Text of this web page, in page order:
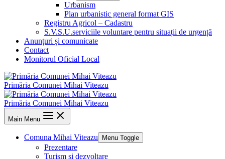
Urbanism
Plan urbanistic general format GIS
Registru Agricol – Cadastru
S.V.S.U.serviciile voluntare pentru situații de urgență
Anunțuri și comunicate
Contact
Monitorul Oficial Local
Primăria Comunei Mihai Viteazu
Primăria Comunei Mihai Viteazu
Main Menu
Comuna Mihai Viteazu Menu Toggle
Prezentare
Turism și dezvoltare